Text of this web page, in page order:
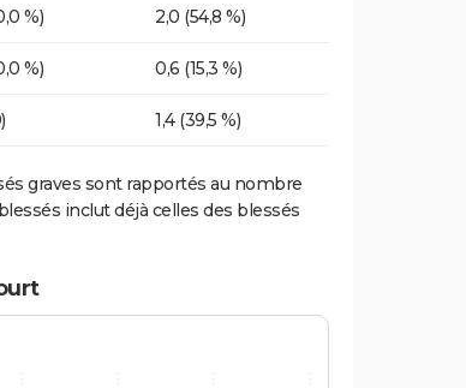
%) 2,0 (54,8 %)
%) 0,6 (15,3 %)
1,4 (39,5 %)
graves sont rapportés au nombre
inclut déjà celles des blessés